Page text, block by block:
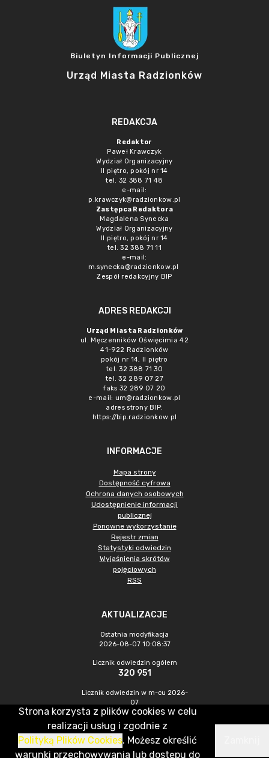
Biuletyn Informacji Publicznej
Urząd Miasta Radzionków
REDAKCJA
Redaktor
Paweł Krawczyk
Wydział Organizacyjny
II piętro, pokój nr 14
tel. 32 388 71 48
e-mail:
p.krawczyk@radzionkow.pl
Zastępca Redaktora
Magdalena Synecka
Wydział Organizacyjny
II piętro, pokój nr 14
tel. 32 388 71 11
e-mail:
m.synecka@radzionkow.pl
Zespół redakcyjny BIP
ADRES REDAKCJI
Urząd Miasta Radzionków
ul. Męczenników Oświęcimia 42
41-922 Radzionków
pokój nr 14, II piętro
tel. 32 388 71 30
tel. 32 289 07 27
faks 32 289 07 20
e-mail: um@radzionkow.pl
adres strony BIP:
https://bip.radzionkow.pl
INFORMACJE
Mapa strony
Dostępność cyfrowa
Ochrona danych osobowych
Udostępnienie informacji
publicznej
Ponowne wykorzystanie
Rejestr zmian
Statystyki odwiedzin
Wyjaśnienia skrótów
pojęciowych
RSS
AKTUALIZACJE
Ostatnia modyfikacja
2026-08-07 10:08:37
Licznik odwiedzin ogółem
320 951
Licznik odwiedzin w m-cu 2026-
07
1 010
CMS & Hosting: Nefeni Sp. z o.o.
Strona korzysta z plików cookies w celu
realizacji usług i zgodnie z
Polityką Plików Cookies. Możesz określić
warunki przechowywania lub dostępu do